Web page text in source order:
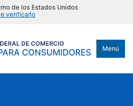
de los Estados Unidos
verificarlo
Menú